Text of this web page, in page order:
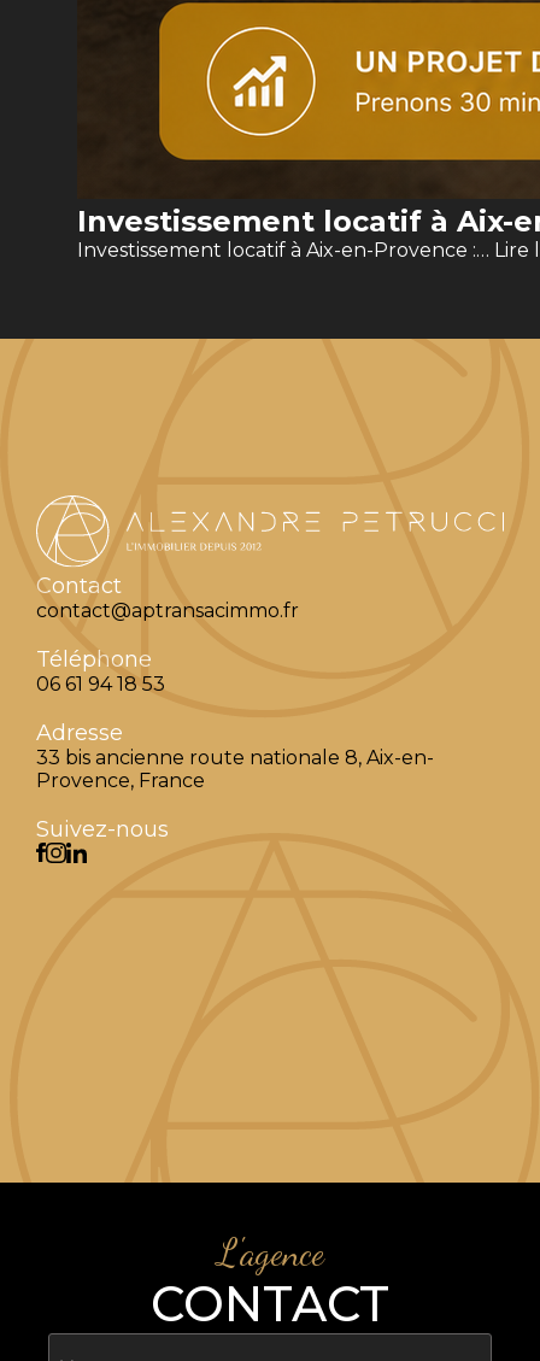
Investissement locatif à Aix-
Investissement locatif à Aix-en-Provence :… Lire
Contact
contact@aptransacimmo.fr
Téléphone
06 61 94 18 53
Adresse
33 bis ancienne route nationale 8, Aix-en-
Provence, France
Suivez-nous
L'agence
CONTACT
Nom